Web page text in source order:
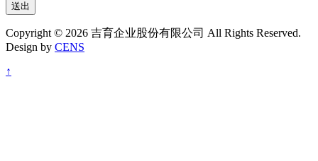
送出
Copyright © 2026 吉育企业股份有限公司 All Rights Reserved.
Design by CENS
↑